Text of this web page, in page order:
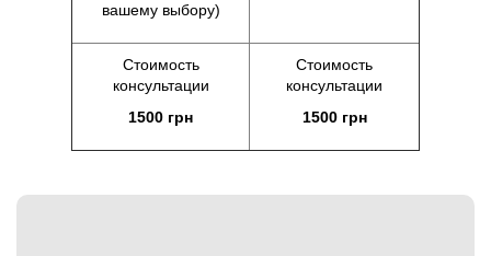
вашему выбору)
Стоимость
консультации
1500 грн
Стоимость
консультации
1500 грн